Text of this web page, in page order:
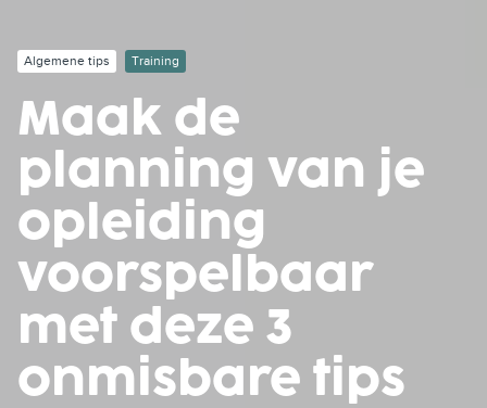
Algemene tips Training
Maak de
planning van je
opleiding
voorspelbaar
met deze 3
onmisbare tips